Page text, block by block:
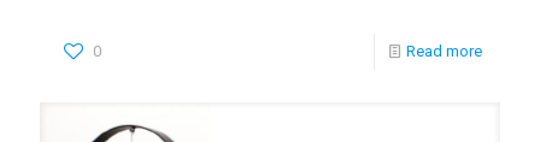
0 Read more